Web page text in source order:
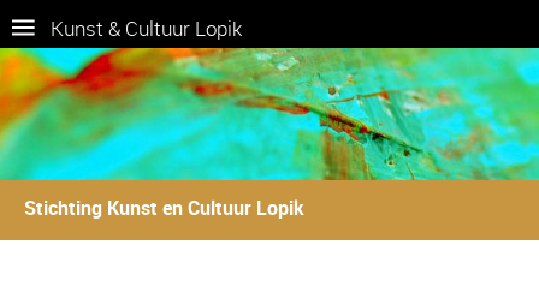
Kunst & Cultuur Lopik
Stichting Kunst en Cultuur Lopik